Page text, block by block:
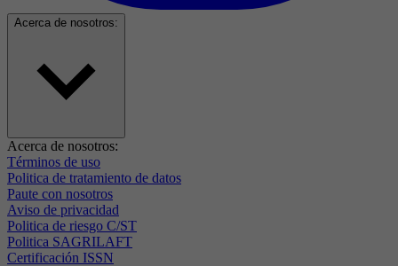
Acerca de nosotros:
Acerca de nosotros:
Términos de uso
Politica de tratamiento de datos
Paute con nosotros
Aviso de privacidad
Politica de riesgo C/ST
Politica SAGRILAFT
Certificación ISSN